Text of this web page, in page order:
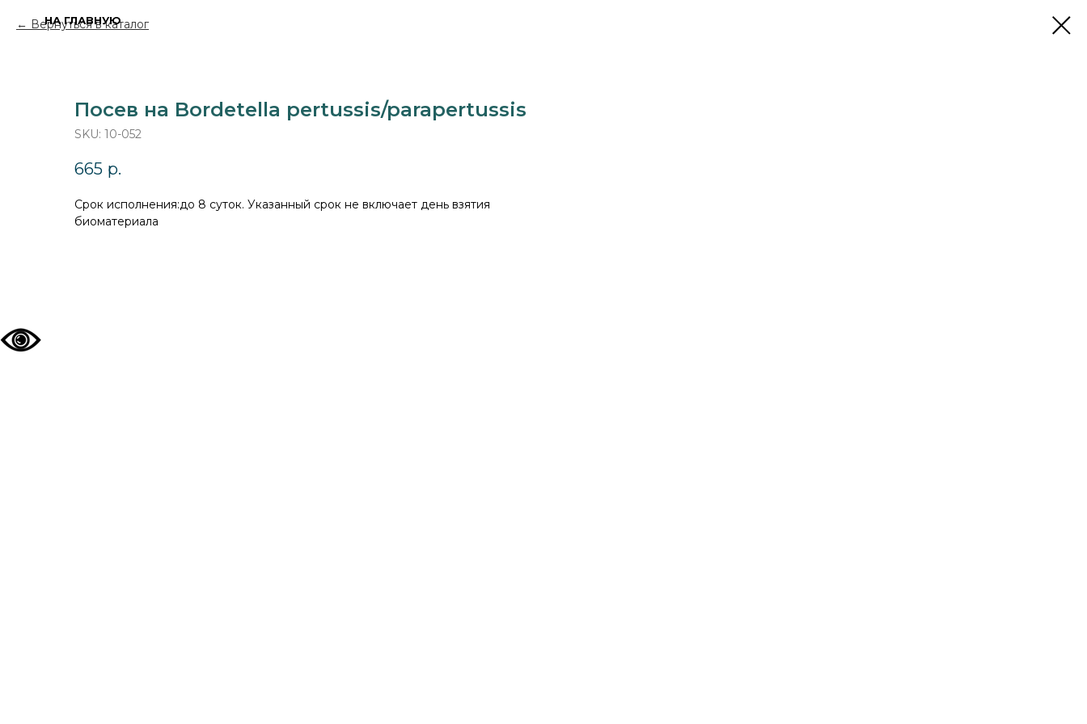
Вернуться в каталог
Посев на Bordetella pertussis/parapertussis
SKU: 10-052
665 р.
Cрок исполнения:до 8 суток. Указанный срок не включает день взятия
биоматериала
НА ГЛАВНУЮ